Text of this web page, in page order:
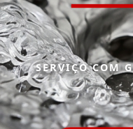
SERVIÇO COM